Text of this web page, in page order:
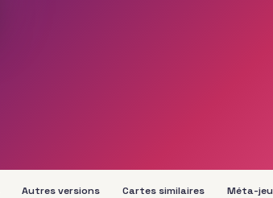
Autres versions Cartes similaires Méta-jeu